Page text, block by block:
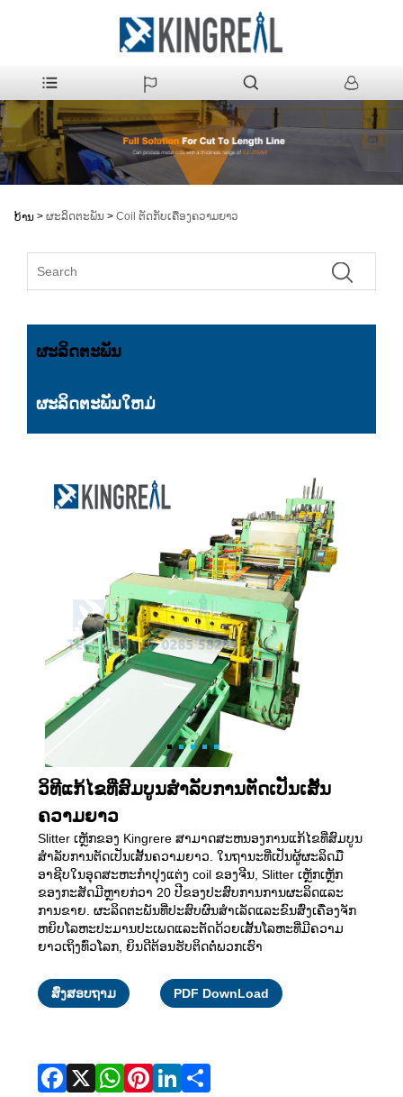
ບ້ານ > ຜະລິດຕະພັນ > Coil ຕັດກັບເຄື່ອງຄວາມຍາວ
ຜະລິດຕະພັນ
ຜະລິດຕະພັນໃຫມ່
ວິທີແກ້ໄຂທີ່ສົມບູນສໍາລັບການຕັດເປັນເສັ້ນ
ຄວາມຍາວ
Slitter ເຫຼັກຂອງ Kingrere ສາມາດສະຫນອງການແກ້ໄຂທີ່ສົມບູນ
ສໍາລັບການຕັດເປັນເສັ້ນຄວາມຍາວ. ໃນຖານະທີ່ເປັນຜູ້ຜະລິດມື
ອາຊີບໃນອຸດສະຫະກໍາປຸງແຕ່ງ coil ຂອງຈີນ, Slitter ເຫຼັກເຫຼັກ
ຂອງກະສັດມີຫຼາຍກ່ວາ 20 ປີຂອງປະສົບການການຜະລິດແລະ
ການຂາຍ. ຜະລິດຕະພັນທີ່ປະສົບຜົນສໍາເລັດແລະຂົນສົ່ງເຄື່ອງຈັກ
ຫຍິບໂລຫະປະມານປະເພດແລະຕັດດ້ວຍເສັ້ນໂລຫະທີ່ມີຄວາມ
ຍາວເຖິງທົ່ວໂລກ, ຍິນດີຕ້ອນຮັບຕິດຕໍ່ພວກເຮົາ
ສົ່ງສອບຖາມ PDF DownLoad